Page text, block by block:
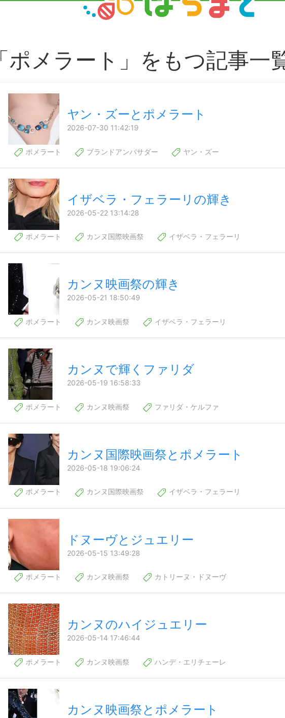
「ポメラート」をもつ記事一
ヤン・ズーとポメラート
2026-07-30 11:42:19
ポメラート ブランドアンバサダー ヤン・ズー
イザベラ・フェラーリの輝き
2026-05-22 13:14:28
ポメラート カンヌ国際映画祭 イザベラ・フェラーリ
カンヌ映画祭の輝き
2026-05-21 18:50:49
ポメラート カンヌ映画祭 イザベラ・フェラーリ
カンヌで輝くファリダ
2026-05-19 16:58:33
ポメラート カンヌ映画祭 ファリダ・ケルファ
カンヌ国際映画祭とポメラート
2026-05-18 19:06:24
ポメラート カンヌ国際映画祭 イザベラ・フェラーリ
ドヌーヴとジュエリー
2026-05-15 13:49:28
ポメラート カンヌ映画祭 カトリーヌ・ドヌーヴ
カンヌのハイジュエリー
2026-05-14 17:46:44
ポメラート カンヌ映画祭 ハンデ・エリチェーレ
カンヌ映画祭とポメラート